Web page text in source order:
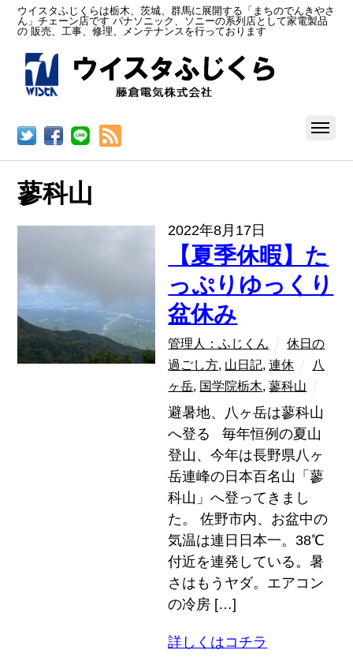
ウイスタふじくらは栃木、茨城、群馬に展開する「まちのでんきやさ
ん」チェーン店です パナソニック、ソニーの系列店として家電製品
の 販売、工事、修理、メンテナンスを行っております
蓼科山
2022年8月17日
【夏季休暇】た
っぷりゆっくり
盆休み
管理人：ふじくん
休日の
過ごし方, 山日記,連休
八
ヶ岳, 国学院栃木,蓼科山
避暑地、八ヶ岳は蓼科山
へ登る 毎年恒例の夏山
登山、今年は長野県八ヶ
岳連峰の日本百名山「蓼
科山」へ登ってきまし
た。 佐野市内、お盆中の
気温は連日日本一。38℃
付近を連発している。暑
さはもうヤダ。エアコン
の冷房 […]
詳しくはコチラ